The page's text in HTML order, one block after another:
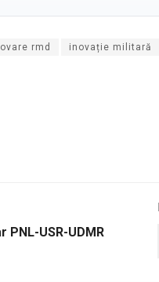
rmd inovație militară
PNL-USR-UDMR